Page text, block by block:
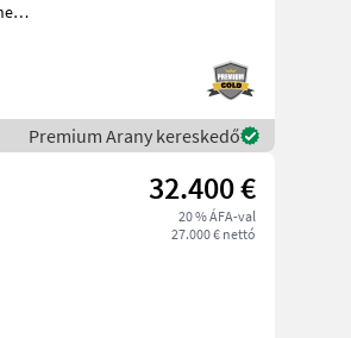
Premium Arany kereskedő
32.400 €
20 % ÁFA-val
27.000 € nettó